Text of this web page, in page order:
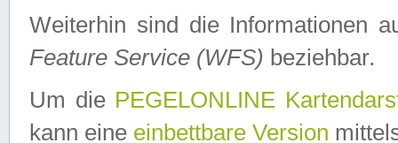
Weiterhin sind die Informationen
Feature Service (WFS) beziehbar.
Um die PEGELONLINE
kann eine einbettbare Version